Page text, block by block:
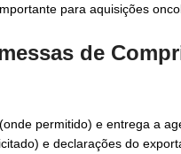
para aquisições
de
permitido) e entrega a
e declarações do